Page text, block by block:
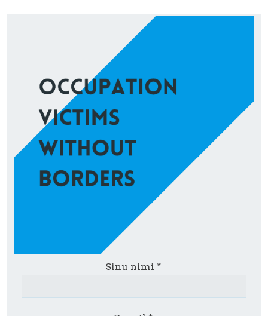
Sinu nimi